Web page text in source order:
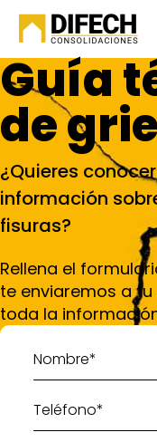
Guía
de
¿Quieres
información
fisuras?
Rellena el
te enviaremos a tu
toda la